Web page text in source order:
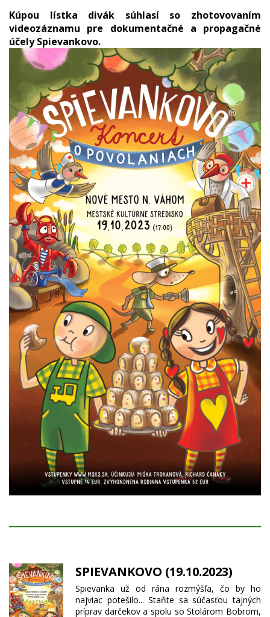
Kúpou lístka divák súhlasí so zhotovovaním
videozáznamu pre dokumentačné a propagačné
účely Spievankovo.
SPIEVANKOVO (19.10.2023)
Spievanka už od rána rozmýšľa, čo by ho
najviac potešilo... Staňte sa súčasťou tajných
príprav darčekov a spolu so Stolárom Bobrom,